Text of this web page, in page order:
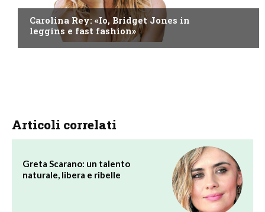
Carolina Rey: «Io, Bridget Jones in
leggins e fast fashion»
Articoli correlati
Greta Scarano: un talento
naturale, libera e ribelle